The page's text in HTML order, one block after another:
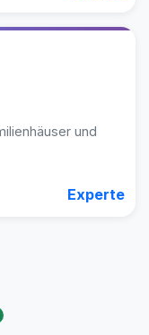
und
Experte